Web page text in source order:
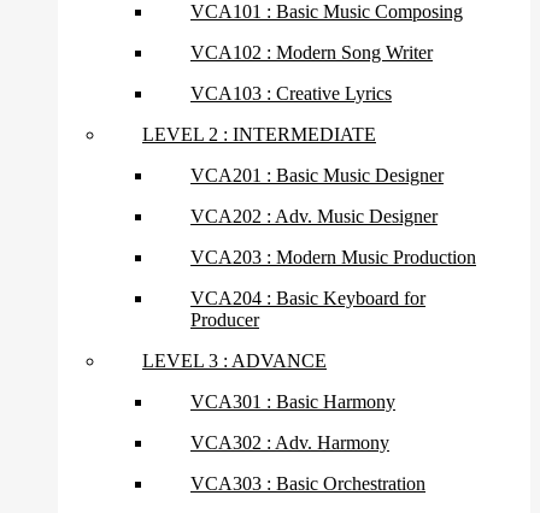
VCA101 : Basic Music Composing
VCA102 : Modern Song Writer
VCA103 : Creative Lyrics
LEVEL 2 : INTERMEDIATE
VCA201 : Basic Music Designer
VCA202 : Adv. Music Designer
VCA203 : Modern Music Production
VCA204 : Basic Keyboard for
Producer
LEVEL 3 : ADVANCE
VCA301 : Basic Harmony
VCA302 : Adv. Harmony
VCA303 : Basic Orchestration